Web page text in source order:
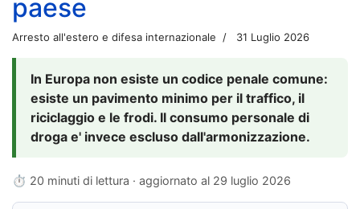
paese
Arresto all'estero e difesa internazionale 31 Luglio 2026
In Europa non esiste un codice penale comune:
esiste un pavimento minimo per il traffico, il
riciclaggio e le frodi. Il consumo personale di
droga e' invece escluso dall'armonizzazione.
⏱ 20 minuti di lettura · aggiornato al 29 luglio 2026